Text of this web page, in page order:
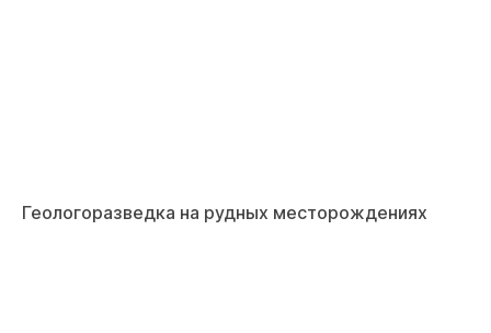
Геологоразведка на рудных месторождениях